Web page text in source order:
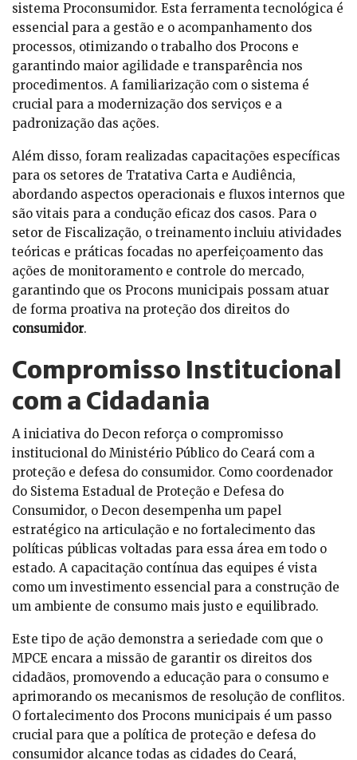
sistema Proconsumidor. Esta ferramenta tecnológica é
essencial para a gestão e o acompanhamento dos
processos, otimizando o trabalho dos Procons e
garantindo maior agilidade e transparência nos
procedimentos. A familiarização com o sistema é
crucial para a modernização dos serviços e a
padronização das ações.
Além disso, foram realizadas capacitações específicas
para os setores de Tratativa Carta e Audiência,
abordando aspectos operacionais e fluxos internos que
são vitais para a condução eficaz dos casos. Para o
setor de Fiscalização, o treinamento incluiu atividades
teóricas e práticas focadas no aperfeiçoamento das
ações de monitoramento e controle do mercado,
garantindo que os Procons municipais possam atuar
de forma proativa na proteção dos direitos do
consumidor.
Compromisso Institucional
com a Cidadania
A iniciativa do Decon reforça o compromisso
institucional do Ministério Público do Ceará com a
proteção e defesa do consumidor. Como coordenador
do Sistema Estadual de Proteção e Defesa do
Consumidor, o Decon desempenha um papel
estratégico na articulação e no fortalecimento das
políticas públicas voltadas para essa área em todo o
estado. A capacitação contínua das equipes é vista
como um investimento essencial para a construção de
um ambiente de consumo mais justo e equilibrado.
Este tipo de ação demonstra a seriedade com que o
MPCE encara a missão de garantir os direitos dos
cidadãos, promovendo a educação para o consumo e
aprimorando os mecanismos de resolução de conflitos.
O fortalecimento dos Procons municipais é um passo
crucial para que a política de proteção e defesa do
consumidor alcance todas as cidades do Ceará,